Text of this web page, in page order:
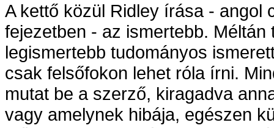
A kettő közül Ridley írása - angol
fejezetben - az ismertebb.
legismertebb tudományos
csak felsőfokon lehet róla írni.
mutat be a szerző, kiragadva
vagy amelynek hibája, egészen